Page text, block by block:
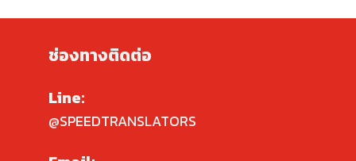
ช่องทางติดต่อ
Line:
@SPEEDTRANSLATORS